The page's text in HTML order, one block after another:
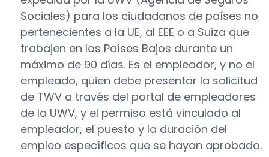
Sociales) para los ciudadanos de países no
pertenecientes a la UE, al EEE o a Suiza que
trabajen en los Países Bajos durante un
máximo de 90 días. Es el empleador, y no el
empleado, quien debe presentar la solicitud
de TWV a través del portal de empleadores
de la UWV, y el permiso está vinculado al
empleador, el puesto y la duración del
empleo específicos que se hayan aprobado.